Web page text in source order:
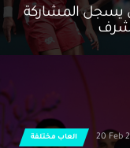
الأردني يسجل المشاركة
العاب مختلفة 20 Feb